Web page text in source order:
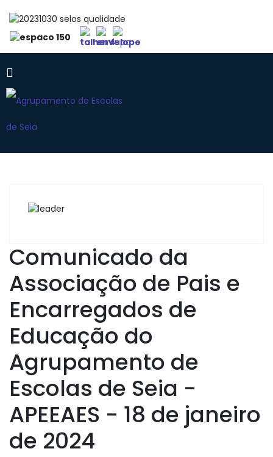
Comunicado da
Associação de Pais e
Encarregados de
Educação do
Agrupamento de
Escolas de Seia -
APEEAES - 18 de janeiro
de 2024